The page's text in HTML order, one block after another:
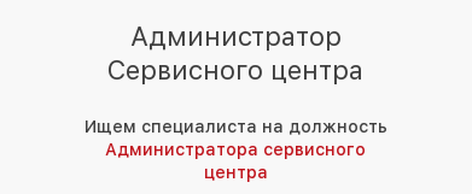
Администратор
Сервисного центра
Ищем специалиста на должность
Администратора сервисного
центра